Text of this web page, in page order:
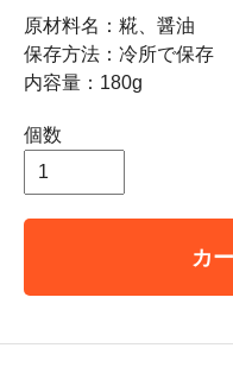
原材料名：糀、醤油
保存方法：冷所で保存
内容量：180g
個数
カ